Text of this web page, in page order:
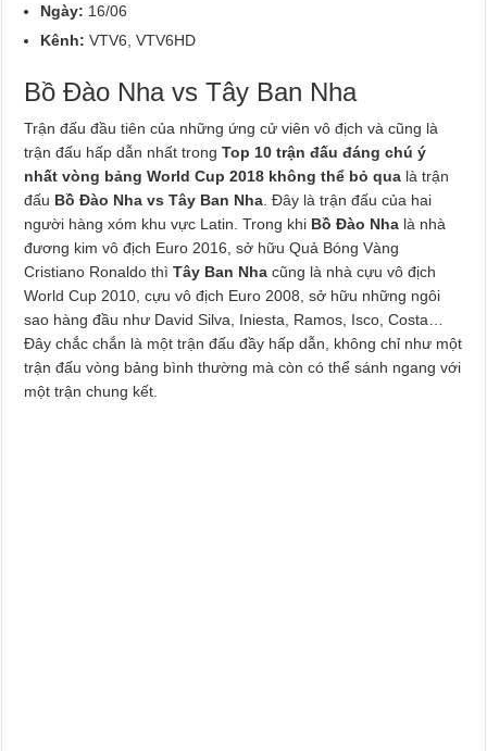
Ngày: 16/06
Kênh: VTV6, VTV6HD
Bồ Đào Nha vs Tây Ban Nha
Trận đấu đầu tiên của những ứng cử viên vô địch và cũng là
trận đấu hấp dẫn nhất trongTop 10 trận đấu đáng chú ý
nhất vòng bảng World Cup 2018 không thể bỏ qua là trận
đấu Bồ Đào Nha vs Tây Ban Nha . Đây là trận đấu của hai
người hàng xóm khu vực Latin. Trong khi Bồ Đào Nha là nhà
đương kim vô địch Euro 2016, sở hữu Quả Bóng Vàng
Cristiano Ronaldo thìTây Ban Nha cũng là nhà cựu vô địch
World Cup 2010, cựu vô địch Euro 2008, sở hữu những ngôi
sao hàng đầu như David Silva, Iniesta, Ramos, Isco, Costa…
Đây chắc chắn là một trận đấu đầy hấp dẫn, không chỉ như một
trận đấu vòng bảng bình thường mà còn có thể sánh ngang với
một trận chung kết.